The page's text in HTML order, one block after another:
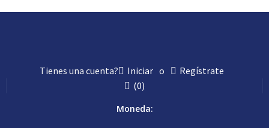
Tienes una cuenta? Iniciar o
Regístrate
(0)
Moneda: